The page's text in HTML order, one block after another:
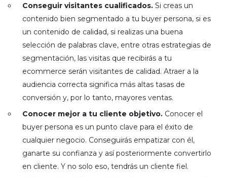
Conseguir visitantes cualificados. Si creas un
contenido bien segmentado a tu buyer persona, si es
un contenido de calidad, si realizas una buena
selección de palabras clave, entre otras estrategias de
segmentación, las visitas que recibirás a tu
ecommerce serán visitantes de calidad. Atraer a la
audiencia correcta significa más altas tasas de
conversión y, por lo tanto, mayores ventas.
Conocer mejor a tu cliente objetivo. Conocer el
buyer persona es un punto clave para el éxito de
cualquier negocio. Conseguirás empatizar con él,
ganarte su confianza y así posteriormente convertirlo
en cliente. Y no solo eso, tendrás un cliente fiel.